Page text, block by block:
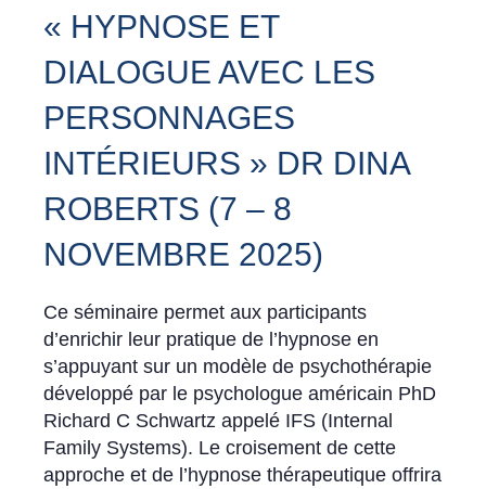
« HYPNOSE ET
DIALOGUE AVEC LES
PERSONNAGES
INTÉRIEURS » DR DINA
ROBERTS (7 – 8
NOVEMBRE 2025)
Ce séminaire permet aux participants
d’enrichir leur pratique de l’hypnose en
s’appuyant sur un modèle de psychothérapie
développé par le psychologue américain PhD
Richard C Schwartz appelé IFS (Internal
Family Systems). Le croisement de cette
approche et de l’hypnose thérapeutique offrira